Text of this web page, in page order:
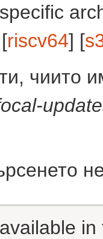
riscv64] [
чиито